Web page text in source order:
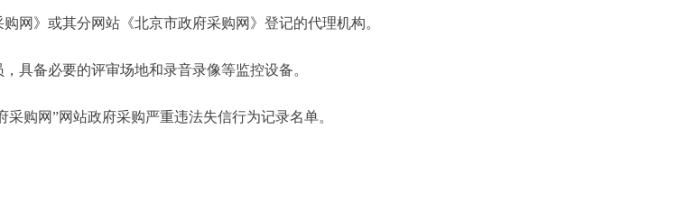
》或其分网站《北京市政府采购网》登记的代理机构。
备必要的评审场地和录音录像等监控设备。
购网”网站政府采购严重违法失信行为记录名单。